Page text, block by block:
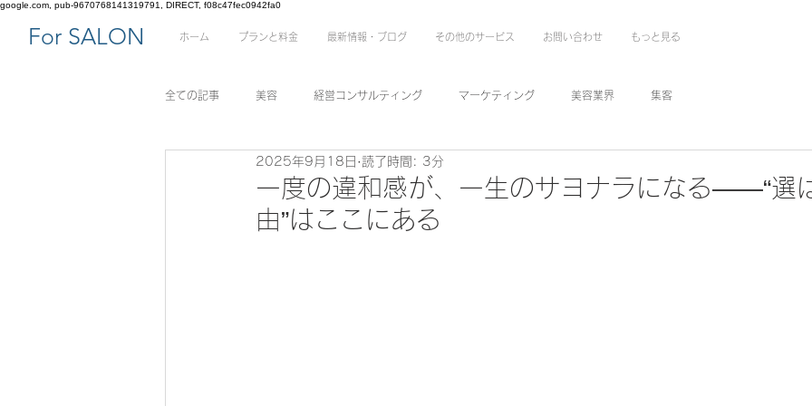
google.com, pub-9670768141319791, DIRECT, f08c47fec0942fa0
​For SALON ホーム プランと料金 最新情報・ブログ その他のサービス お問い合わせ もっと見る
全ての記事 美容 経営コンサルティング マーケティング 美容業界 集客
一度の違和感が、一生のサヨナラになる——“選
由”はここにある
2025年9月18日 読了時間: 3分